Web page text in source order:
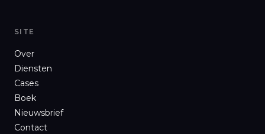
SITE
Over
Diensten
Cases
Boek
Nieuwsbrief
Contact